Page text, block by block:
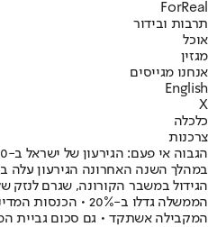
ForReal
תרבות ובידור
אוכל
מגזין
אנחנו מגייסים
English
X
כלכלה
צרכנות
הגבוה אי פעם: הגירעון של ישראל ב-2020 עומד על כ-160 מיליארד שקלים
המקבילה אשתקד • גם סכום גביית